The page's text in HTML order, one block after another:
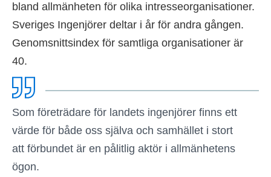
bland allmänheten för olika intresseorganisationer.
Sveriges Ingenjörer deltar i år för andra gången.
Genomsnittsindex för samtliga organisationer är
40.
Som företrädare för landets ingenjörer finns ett
värde för både oss själva och samhället i stort
att förbundet är en pålitlig aktör i allmänhetens
ögon.